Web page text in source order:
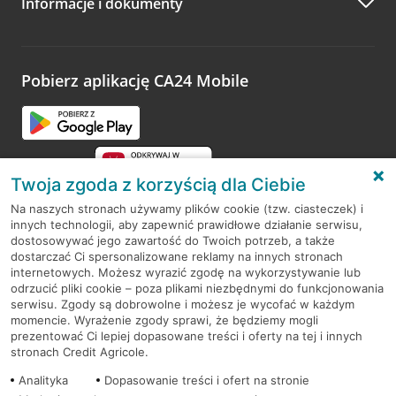
Zachęcamy do podzielenia się z nami opinią o wizycie.
opinie.
Pobierz aplikację CA24 Mobile
RODO
Regulamin serwisu
Mapa serwisu
PolitykaCookies
Twoja zgoda z korzyścią dla Ciebie
Na naszych stronach używamy plików cookie (tzw. ciasteczek) i
innych technologii, aby zapewnić prawidłowe działanie serwisu,
dostosowywać jego zawartość do Twoich potrzeb, a także
dostarczać Ci spersonalizowane reklamy na innych stronach
internetowych. Możesz wyrazić zgodę na wykorzystywanie lub
odrzucić pliki cookie – poza plikami niezbędnymi do funkcjonowania
serwisu. Zgody są dobrowolne i możesz je wycofać w każdym
momencie. Wyrażenie zgody sprawi, że będziemy mogli
prezentować Ci lepiej dopasowane treści i oferty na tej i innych
stronach Credit Agricole.
Analityka
Dopasowanie treści i ofert na stronie